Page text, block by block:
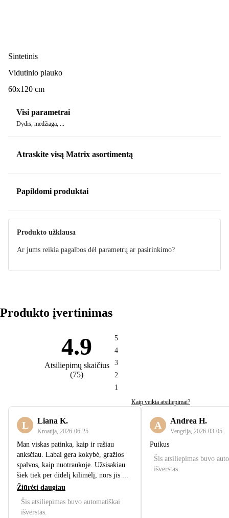
Sintetinis
Vidutinio plauko
60x120 cm
Visi parametrai
Dydis, medžiaga, ...
Atraskite visą Matrix asortimentą
Papildomi produktai
Produkto užklausa
Ar jums reikia pagalbos dėl parametrų ar pasirinkimo?
Produkto įvertinimas
4.9
Atsiliepimų skaičius
(75)
5
4
3
2
1
Kaip veikia atsiliepimai?
L Liana K.
Kroatija 2026‑06‑25
Man viskas patinka, kaip ir rašiau
anksčiau. Labai gera kokybė, gražios
spalvos, kaip nuotraukoje. Užsisakiau
šiek tiek per didelį kilimėlį, nors jis ...
Žiūrėti daugiau
Šis atsiliepimas buvo automatiškai
išverstas.
A Andrea H.
Vengrija 2026‑03‑05
Puikus
Šis atsiliepimas buvo
išverstas.